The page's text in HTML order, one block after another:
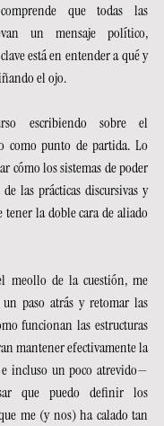
que todas las
un mensaje político,
está en entender a qué y
el ojo.
escribiendo sobre el
como punto de partida. Lo
cómo los sistemas de poder
las prácticas discursivas y
la doble cara de aliado
meollo de la cuestión, me
paso atrás y retomar las
funcionan las estructuras
mantener efectivamente la
incluso un poco atrevido—
que puedo definir los
me (y nos) ha calado tan